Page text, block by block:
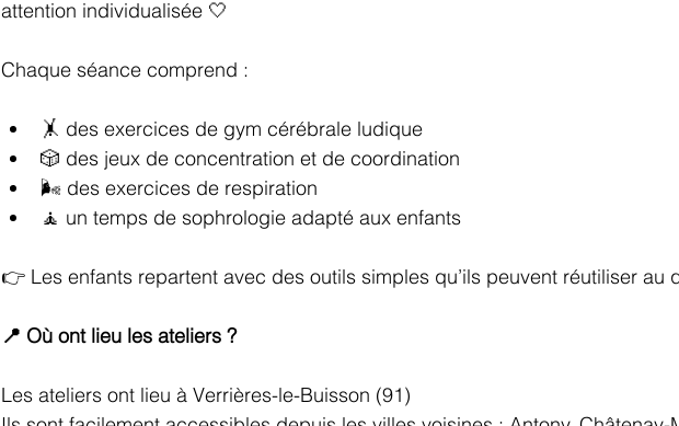
attention individualisée 🤍
Chaque séance comprend :
🤸 des exercices de gym cérébrale ludique
🎲 des jeux de concentration et de coordination
🌬️ des exercices de respiration
🧘 un temps de sophrologie adapté aux enfants
👉 Les enfants repartent avec des outils simples qu’ils peuvent réutiliser au
📍 Où ont lieu les ateliers ?
Les ateliers ont lieu à Verrières-le-Buisson (91)